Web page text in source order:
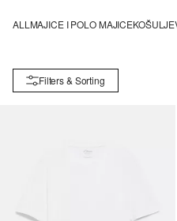
ALL MAJICE I POLO MAJICEKOŠULJE
Filters & Sorting